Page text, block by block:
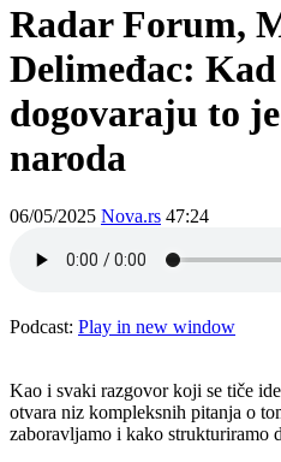
Radar Forum,
Delimeđac:
dogovaraju to
naroda
06/05/2025 Nova.rs 47:24
Podcast: Play in new window
Kao i svaki razgovor koji se tiče
otvara niz kompleksnih pitanja o
zaboravljamo i kako strukturiramo